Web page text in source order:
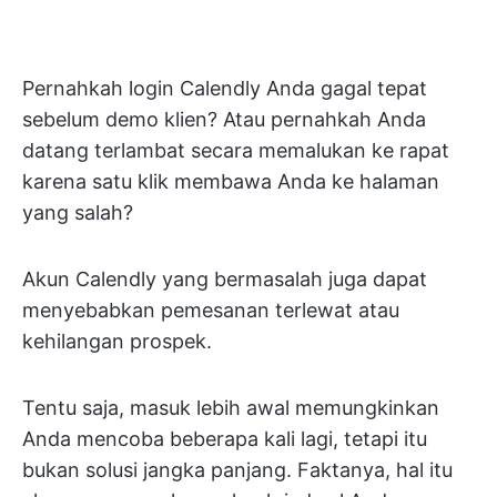
Pernahkah login Calendly Anda gagal tepat
sebelum demo klien? Atau pernahkah Anda
datang terlambat secara memalukan ke rapat
karena satu klik membawa Anda ke halaman
yang salah?
Akun Calendly yang bermasalah juga dapat
menyebabkan pemesanan terlewat atau
kehilangan prospek.
Tentu saja, masuk lebih awal memungkinkan
Anda mencoba beberapa kali lagi, tetapi itu
bukan solusi jangka panjang. Faktanya, hal itu